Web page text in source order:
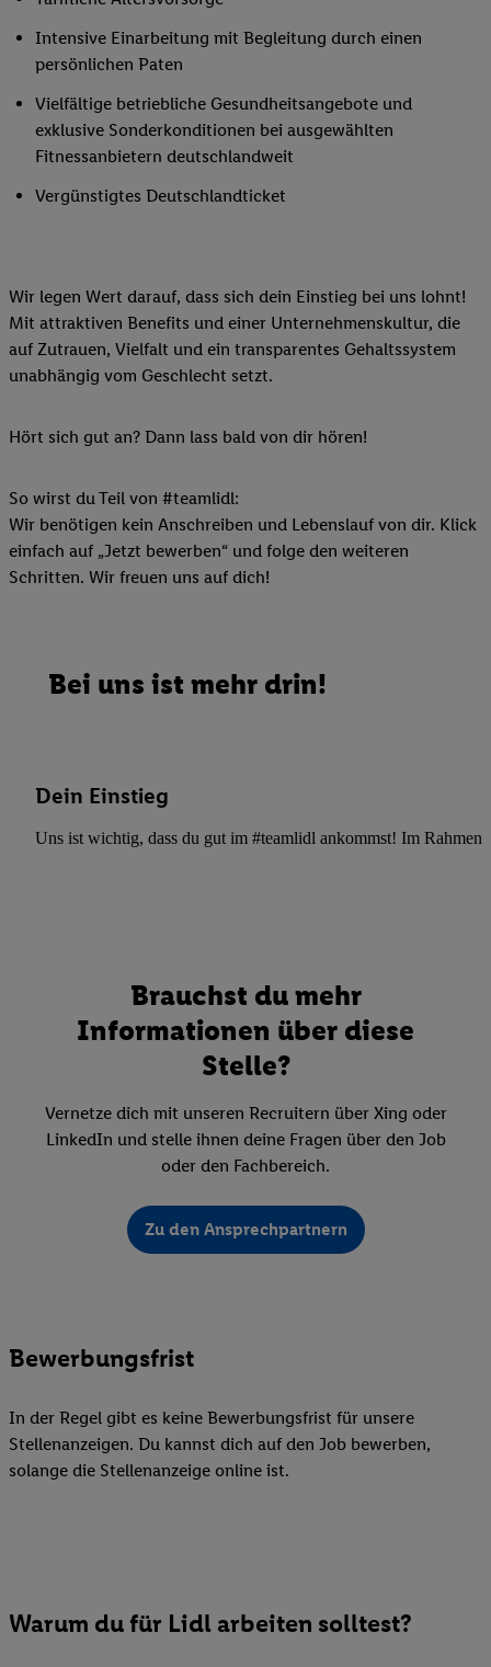
Intensive Einarbeitung mit Begleitung durch einen
persönlichen Paten
Vielfältige betriebliche Gesundheitsangebote und
exklusive Sonderkonditionen bei ausgewählten
Fitnessanbietern deutschlandweit
Vergünstigtes Deutschlandticket
Wir legen Wert darauf, dass sich dein Einstieg bei uns lohnt!
Mit attraktiven Benefits und einer Unternehmenskultur, die
auf Zutrauen, Vielfalt und ein transparentes Gehaltssystem
unabhängig vom Geschlecht setzt.
Hört sich gut an? Dann lass bald von dir hören!
So wirst du Teil von #teamlidl:
Wir benötigen kein Anschreiben und Lebenslauf von dir. Klick
einfach auf „Jetzt bewerben“ und folge den weiteren
Schritten. Wir freuen uns auf dich!
Bei uns ist mehr drin!
Dein Einstieg
Uns ist wichtig, dass du gut im #teamlidl ankommst! Im Rahmen
Brauchst du mehr
Informationen über diese
Stelle?
Vernetze dich mit unseren Recruitern über Xing oder
LinkedIn und stelle ihnen deine Fragen über den Job
oder den Fachbereich.
Zu den Ansprechpartnern
Bewerbungsfrist
In der Regel gibt es keine Bewerbungsfrist für unsere
Stellenanzeigen. Du kannst dich auf den Job bewerben,
solange die Stellenanzeige online ist.
Warum du für Lidl arbeiten solltest?